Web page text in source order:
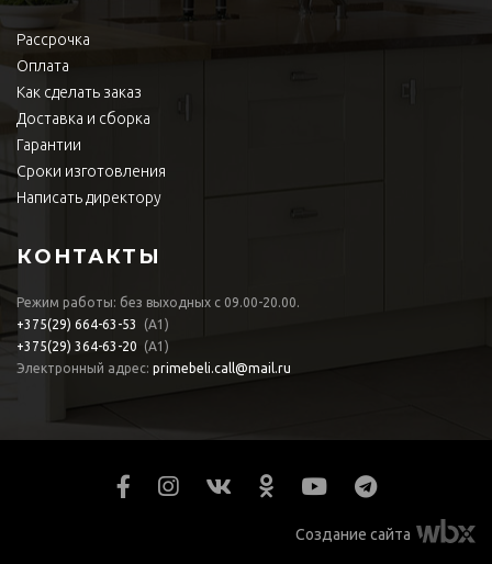
Рассрочка
Оплата
Как сделать заказ
Доставка и сборка
Гарантии
Сроки изготовления
Написать директору
КОНТАКТЫ
Режим работы: без выходных с 09.00-20.00.
+375(29) 664-63-53
(А1)
+375(29) 364-63-20
(А1)
Электронный адрес: primebeli.call@mail.ru
Создание сайта